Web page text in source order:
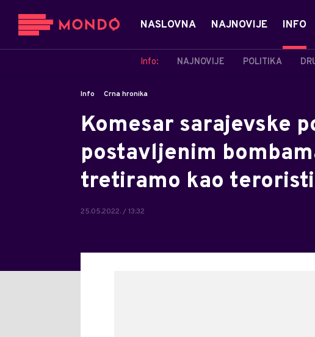
NASLOVNA NAJNOVIJE INFO
Info: NAJNOVIJE POLITIKA
Info Crna hronika
Komesar sarajevske
postavljenim
tretiramo kao
25.05.2022. / 13:32